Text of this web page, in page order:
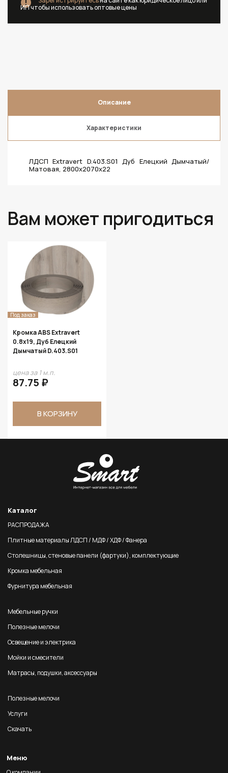
ИП чтобы использовать оптовые цены
Описание
Характеристики
ЛДСП Extravert D.403.S01 Дуб Елецкий Дымчатый/
Матовая, 2800х2070х22
Вам может пригодиться
Под заказ
Кромка ABS Extravert
0.8х19, Дуб Елецкий
Дымчатый D.403.S01
цена за 1 м.п.
87.75 ₽
В КОРЗИНУ
Каталог
РАСПРОДАЖА
Плитные материалы ЛДСП / МДФ / ХДФ / Фанера
Столешницы, стеновые панели (фартуки), комплектующие
Кромка мебельная
Фурнитура мебельная
Мебельные ручки
Полезные мелочи
Освещение и электрика
Мойки и смесители
Матрасы, подушки, аксессуары
Полезные мелочи
Услуги
Скачать
Меню